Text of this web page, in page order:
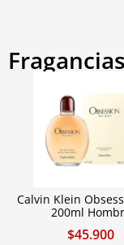
Calvin Klein
200ml
$45.900